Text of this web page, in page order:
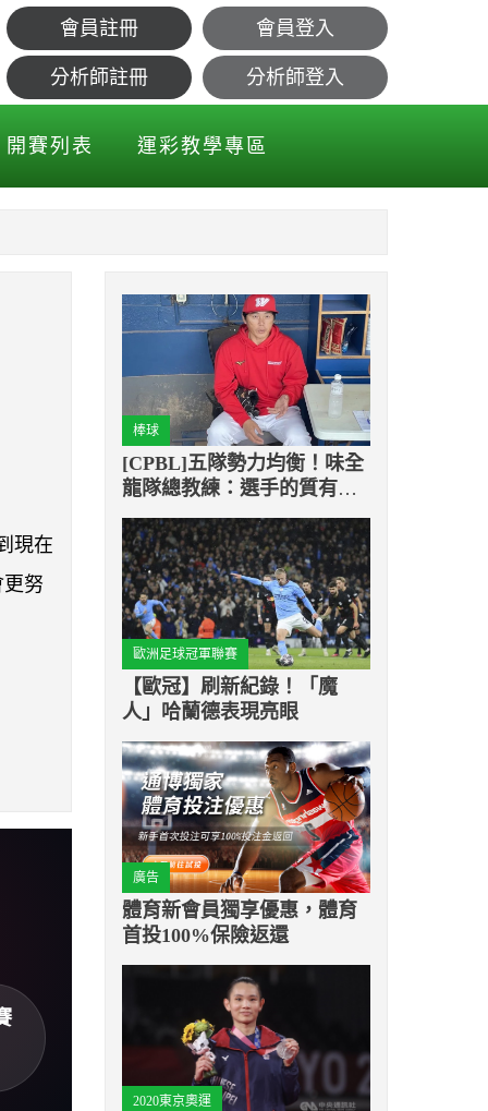
勵自己
會員註冊 會員登入
分析師註冊 分析師登入
開賽列表 運彩教學專區
現在
努
棒球
[CPBL]五隊勢力均衡！味全
龍隊總教練：選手的質有提
升
歐洲足球冠軍聯賽
【歐冠】刷新紀錄！「魔
人」哈蘭德表現亮眼
廣告
體育新會員獨享優惠，體育
首投100%保險返還
2020東京奧運